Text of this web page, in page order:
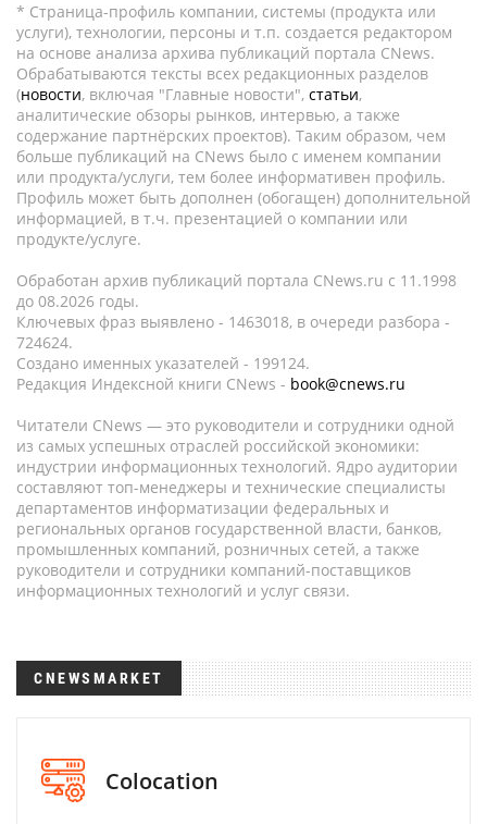
* Страница-профиль компании, системы (продукта или
услуги), технологии, персоны и т.п. создается редактором
на основе анализа архива публикаций портала CNews.
Обрабатываются тексты всех редакционных разделов
(новости, включая "Главные новости", статьи,
аналитические обзоры рынков, интервью, а также
содержание партнёрских проектов). Таким образом, чем
больше публикаций на CNews было с именем компании
или продукта/услуги, тем более информативен профиль.
Профиль может быть дополнен (обогащен) дополнительной
информацией, в т.ч. презентацией о компании или
продукте/услуге.
Обработан архив публикаций портала CNews.ru c 11.1998
до 08.2026 годы.
Ключевых фраз выявлено - 1463018, в очереди разбора -
724624.
Создано именных указателей - 199124.
Редакция Индексной книги CNews - book@cnews.ru
Читатели CNews — это руководители и сотрудники одной
из самых успешных отраслей российской экономики:
индустрии информационных технологий. Ядро аудитории
составляют топ-менеджеры и технические специалисты
департаментов информатизации федеральных и
региональных органов государственной власти, банков,
промышленных компаний, розничных сетей, а также
руководители и сотрудники компаний-поставщиков
информационных технологий и услуг связи.
CNEWSMARKET
Colocation